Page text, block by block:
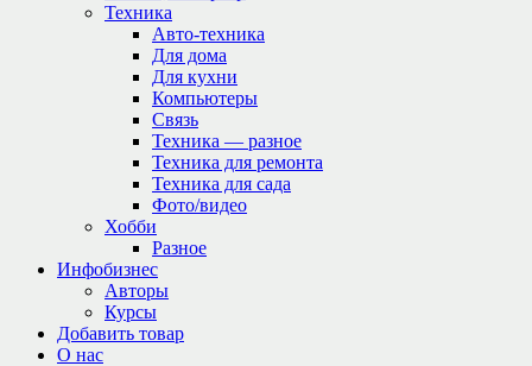
Техника
Авто-техника
Для дома
Для кухни
Компьютеры
Связь
Техника — разное
Техника для ремонта
Техника для сада
Фото/видео
Хобби
Разное
Инфобизнес
Авторы
Курсы
Добавить товар
О нас